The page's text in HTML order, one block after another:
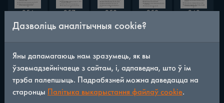
261 262 263 264 265
Дазволіць аналітычныя cookie?
Яны дапамагаюць нам зразумець, як вы
ўзаемадзейнічаеце з сайтам, і, адпаведна, што ў ім
трэба палепшыць. Падрабязней можна даведацца на
старонцы Палітыка выкарыстання файлаў cookie.